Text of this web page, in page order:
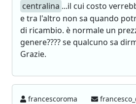
centralina ...il cui costo
e tra l'altro non sa quando
di ricambio. è normale un
genere???? se qualcuno sa
Grazie.
francescoroma